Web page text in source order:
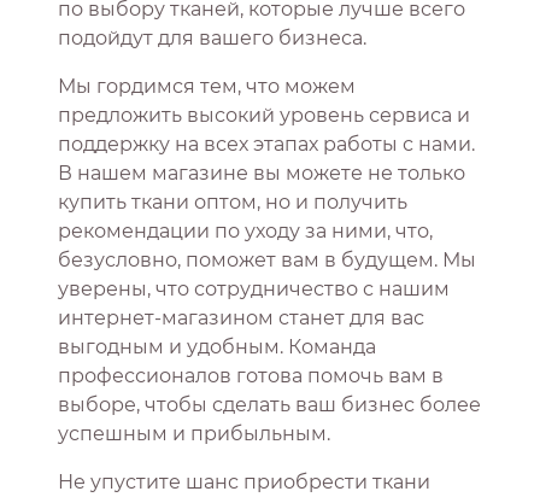
по выбору тканей, которые лучше всего
подойдут для вашего бизнеса.
Мы гордимся тем, что можем
предложить высокий уровень сервиса и
поддержку на всех этапах работы с нами.
В нашем магазине вы можете не только
купить ткани оптом, но и получить
рекомендации по уходу за ними, что,
безусловно, поможет вам в будущем. Мы
уверены, что сотрудничество с нашим
интернет-магазином станет для вас
выгодным и удобным. Команда
профессионалов готова помочь вам в
выборе, чтобы сделать ваш бизнес более
успешным и прибыльным.
Не упустите шанс приобрести ткани